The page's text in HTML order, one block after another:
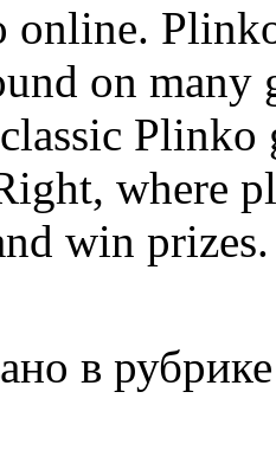
online.
on many
where
win
в